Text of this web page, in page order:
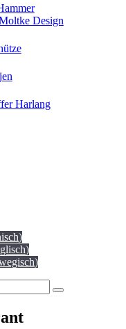
Design
Harlang
)
)
)